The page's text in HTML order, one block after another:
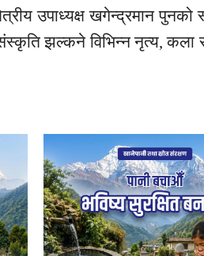
उपाध्यक्ष खगेन्द्रमान पुनको
झल्कने विभिन्न नृत्य, कला